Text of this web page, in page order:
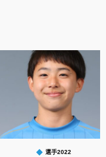
選手2022